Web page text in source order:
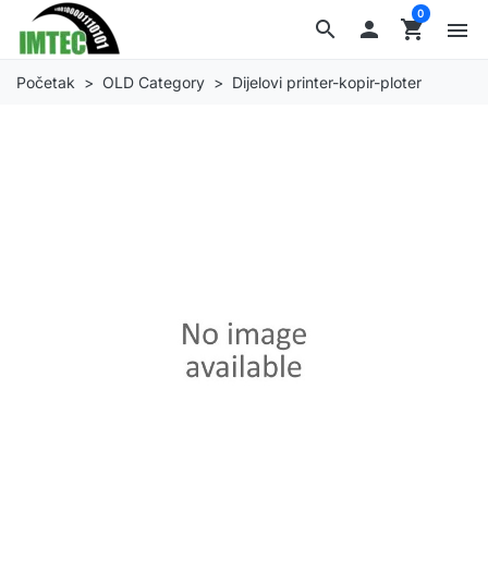
search  shopping_cart
0
menu
Početak OLD Category Dijelovi printer-kopir-ploter